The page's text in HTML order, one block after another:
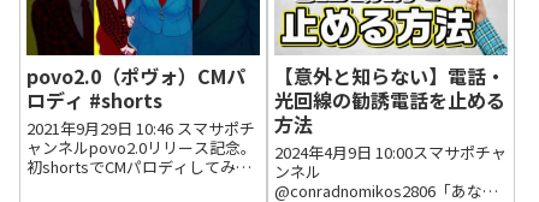
povo2.0（ポヴォ）CMパ
ロディ #shorts
2021年9月29日 10:46 スマサポチ
ャンネルpovo2.0リリース記念。
初shortsでCMパロディしてみま
【意外と知らない】電話・
光回線の勧誘電話を止める
方法
2024年4月9日 10:00スマサポチャ
ンネル
@conradnomikos2806「あなた